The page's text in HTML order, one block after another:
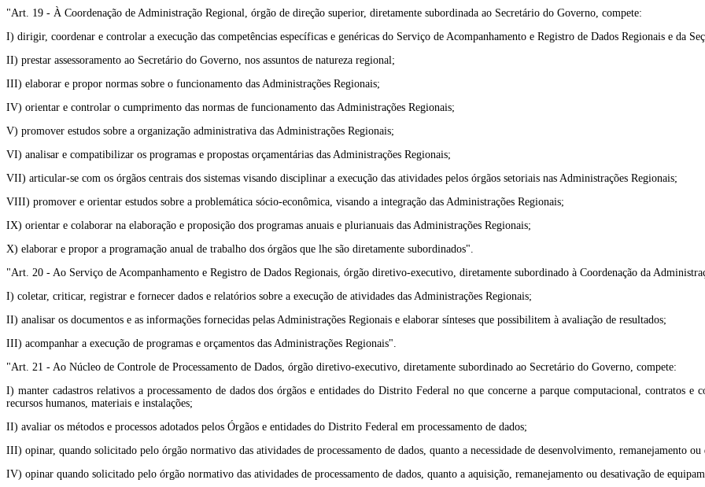
"Art. 19 - À Coordenação de Administração Regional, órgão de direção superior, diretamente subordinada ao Secretário do Governo, compete:
I) dirigir, coordenar e controlar a execução das competências específicas e genéricas do Serviço de Acompanhamento e Registro de Dados Regionais e da
II) prestar assessoramento ao Secretário do Governo, nos assuntos de natureza regional;
III) elaborar e propor normas sobre o funcionamento das Administrações Regionais;
IV) orientar e controlar o cumprimento das normas de funcionamento das Administrações Regionais;
V) promover estudos sobre a organização administrativa das Administrações Regionais;
VI) analisar e compatibilizar os programas e propostas orçamentárias das Administrações Regionais;
VII) articular-se com os órgãos centrais dos sistemas visando disciplinar a execução das atividades pelos órgãos setoriais nas Administrações Regionais;
VIII) promover e orientar estudos sobre a problemática sócio-econômica, visando a integração das Administrações Regionais;
IX) orientar e colaborar na elaboração e proposição dos programas anuais e plurianuais das Administrações Regionais;
X) elaborar e propor a programação anual de trabalho dos órgãos que lhe são diretamente subordinados".
"Art. 20 - Ao Serviço de Acompanhamento e Registro de Dados Regionais, órgão diretivo-executivo, diretamente subordinado à Coordenação da
I) coletar, criticar, registrar e fornecer dados e relatórios sobre a execução de atividades das Administrações Regionais;
II) analisar os documentos e as informações fornecidas pelas Administrações Regionais e elaborar sínteses que possibilitem à avaliação de resultados;
III) acompanhar a execução de programas e orçamentos das Administrações Regionais".
"Art. 21 - Ao Núcleo de Controle de Processamento de Dados, órgão diretivo-executivo, diretamente subordinado ao Secretário do Governo, compete:
I) manter cadastros relativos a processamento de dados dos órgãos e entidades do Distrito Federal no que concerne a parque computacional, contratos e
recursos humanos, materiais e instalações;
II) avaliar os métodos e processos adotados pelos Órgãos e entidades do Distrito Federal em processamento de dados;
III) opinar, quando solicitado pelo órgão normativo das atividades de processamento de dados, quanto a necessidade de desenvolvimento, remanejamento
IV) opinar quando solicitado pelo órgão normativo das atividades de processamento de dados, quanto a aquisição, remanejamento ou desativação de